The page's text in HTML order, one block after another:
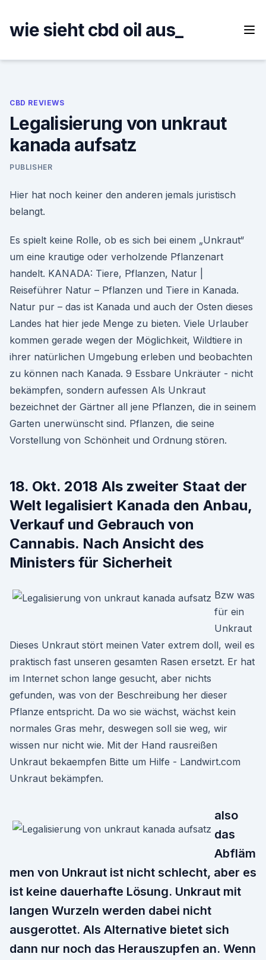
content
wie sieht cbd oil aus_
CBD REVIEWS
Legalisierung von unkraut
kanada aufsatz
PUBLISHER
Hier hat noch keiner den anderen jemals juristisch
belangt.
Es spielt keine Rolle, ob es sich bei einem „Unkraut“
um eine krautige oder verholzende Pflanzenart
handelt. KANADA: Tiere, Pflanzen, Natur |
Reiseführer Natur – Pflanzen und Tiere in Kanada.
Natur pur – das ist Kanada und auch der Osten dieses
Landes hat hier jede Menge zu bieten. Viele Urlauber
kommen gerade wegen der Möglichkeit, Wildtiere in
ihrer natürlichen Umgebung erleben und beobachten
zu können nach Kanada. 9 Essbare Unkräuter - nicht
bekämpfen, sondern aufessen Als Unkraut
bezeichnet der Gärtner all jene Pflanzen, die in seinem
Garten unerwünscht sind. Pflanzen, die seine
Vorstellung von Schönheit und Ordnung stören.
18. Okt. 2018 Als zweiter Staat der
Welt legalisiert Kanada den Anbau,
Verkauf und Gebrauch von
Cannabis. Nach Ansicht des
Ministers für Sicherheit
Bzw was
für ein
Unkraut
Dieses Unkraut stört meinen Vater extrem doll, weil es
praktisch fast unseren gesamten Rasen ersetzt. Er hat
im Internet schon lange gesucht, aber nichts
gefunden, was von der Beschreibung her dieser
Pflanze entspricht. Da wo sie wächst, wächst kein
normales Gras mehr, deswegen soll sie weg, wir
wissen nur nicht wie. Mit der Hand rausreißen
Unkraut bekaempfen Bitte um Hilfe - Landwirt.com
Unkraut bekämpfen.
also
das
Abfläm
men von Unkraut ist nicht schlecht, aber es
ist keine dauerhafte Lösung. Unkraut mit
langen Wurzeln werden dabei nicht
ausgerottet. Als Alternative bietet sich
dann nur noch das Herauszupfen an. Wenn